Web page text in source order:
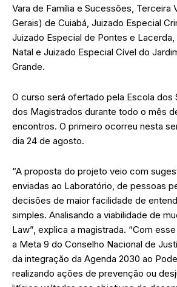
Vara de Família e Sucessões, Terceira
Gerais) de Cuiabá, Juizado Especial
Juizado Especial de Pontes e Lacerda,
Natal e Juizado Especial Cível do
Grande.
O curso será ofertado pela Escola dos
dos Magistrados durante todo o mês
encontros. O primeiro ocorreu nesta
dia 24 de agosto.
“A proposta do projeto veio com
enviadas ao Laboratório, de pessoas
decisões de maior facilidade de
simples. Analisando a viabilidade de
Law”, explica a magistrada. “Com
a Meta 9 do Conselho Nacional de
da integração da Agenda 2030 ao
realizando ações de prevenção ou